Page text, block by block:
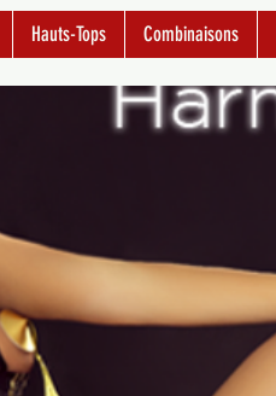
Hauts-Tops Combinaisons